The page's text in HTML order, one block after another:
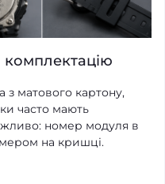
комплектацію
матового картону,
часто мають
номер модуля в
на кришці.